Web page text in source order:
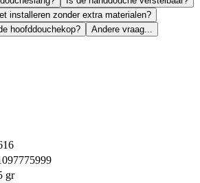
installeren zonder extra materialen?
hoofddouchekop?
Andere vraag...
gr